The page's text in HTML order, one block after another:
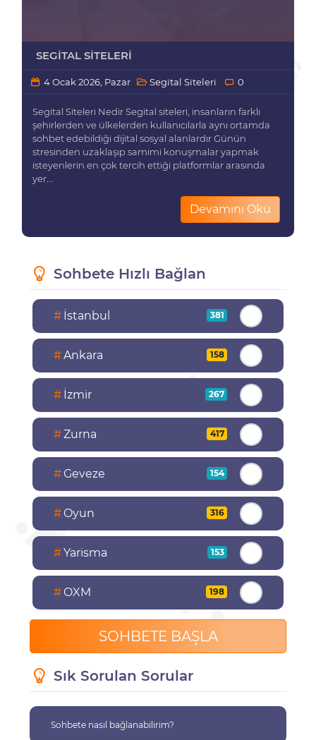
SEGITAL SITELERI
4 Ocak 2026, Pazar Segital Siteleri 0
Segital Siteleri Nedir Segital siteleri, insanların farklı
şehirlerden ve ülkelerden kullanıcılarla aynı ortamda
sohbet edebildiği dijital sosyal alanlardır Günün
stresinden uzaklaşıp samimi konuşmalar yapmak
isteyenlerin en çok tercih ettiği platformlar arasında
yer...
Devamını Oku
Sohbete Hızlı Bağlan
# İstanbul 381
#Ankara 158
# İzmir 267
#Zurna 417
# Geveze 154
# Oyun 316
#Yarisma 153
# OXM 198
SOHBETE BAŞLA
Sık Sorulan Sorular
Sohbete nasıl bağlanabilirim?